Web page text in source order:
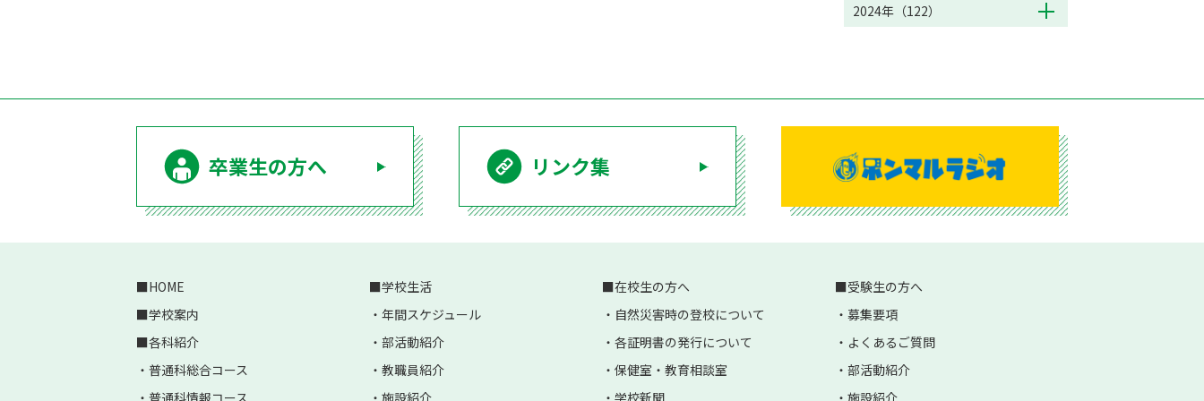
2024年（122）
卒業生の方へ リンク集
HOME
学校案内
各科紹介
普通科総合コース
普通科情報コース
学校生活
年間スケジュール
部活動紹介
教職員紹介
施設紹介
在校生の方へ
自然災害時の登校について
各証明書の発行について
保健室・教育相談室
学校新聞
受験生の方へ
募集要項
よくあるご質問
部活動紹介
施設紹介